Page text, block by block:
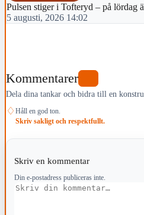
Pulsen stiger i Tofteryd – på lördag
5 augusti, 2026 14:02
Kommentarer
Dela dina tankar och bidra till en
♢ Håll en god ton.
Skriv sakligt och respektfullt.
Skriv en kommentar
Din e-postadress publiceras inte.
Kommentar